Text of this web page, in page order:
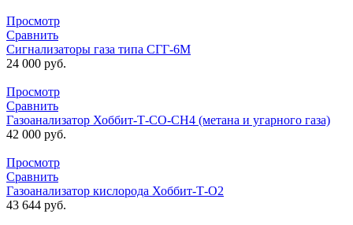
Просмотр
Сравнить
Сигнализаторы газа типа СГГ-6М
24 000 руб.
Просмотр
Сравнить
Газоанализатор Хоббит-Т-СО-СН4 (метана и угарного газа)
42 000 руб.
Просмотр
Сравнить
Газоанализатор кислорода Хоббит-Т-О2
43 644 руб.